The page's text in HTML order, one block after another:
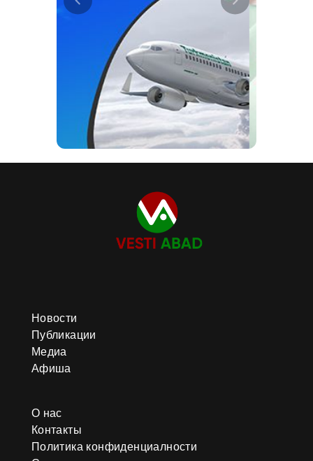
Новости
Публикации
Медиа
Афиша
О нас
Контакты
Политика конфиденциалности